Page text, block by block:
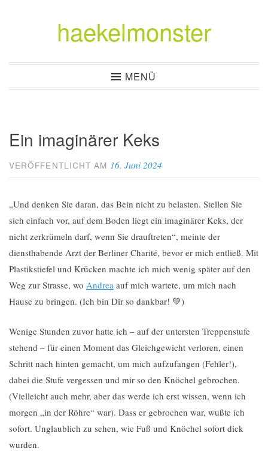
haekelmonster
MENÜ
Ein imaginärer Keks
VERÖFFENTLICHT AM 16. Juni 2024
„Und denken Sie daran, das Bein nicht zu belasten. Stellen Sie
sich einfach vor, auf dem Boden liegt ein imaginärer Keks, der
nicht zerkrümeln darf, wenn Sie drauftreten“, meinte der
diensthabende Arzt der Berliner Charité, bevor er mich entließ. Mit
Plastikstiefel und Krücken machte ich mich wenig später auf den
Weg zur Strasse, wo Andrea auf mich wartete, um mich nach
Hause zu bringen. (Ich bin Dir so dankbar! 💚)
Wenige Stunden zuvor hatte ich – auf der untersten Treppenstufe
stehend – für einen Moment das Gleichgewicht verloren, einen
Schritt nach hinten gemacht, um mich aufzufangen (Fehler!),
dabei die Stufe vergessen und mir so den Knöchel gebrochen.
(Vielleicht auch mehr, aber das werde ich erst wissen, wenn ich
morgen „in der Röhre“ war). Dass er gebrochen war, wußte ich
sofort. Unglaublich zu sehen, wie Fuß und Knöchel sofort dick
wurden.